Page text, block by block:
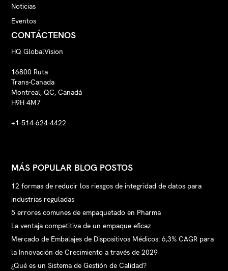
Noticias
Eventos
CONTÁCTENOS
HQ GlobalVision
16800 Ruta
Trans-Canada
Montreal, QC, Canadá
H9H 4M7
+1-514-624-4422
MÁS POPULAR BLOG POSTOS
12 formas de reducir los riesgos de integridad de datos para
industrias reguladas
5 errores comunes de empaquetado en Pharma
La ventaja competitiva de un empaque eficaz
Mercado de Embalajes de Dispositivos Médicos: 6,3% CAGR para
la Innovación de Crecimiento a través de 2029
¿Qué es un Sistema de Gestión de Calidad?